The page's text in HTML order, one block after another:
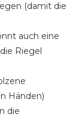
(damit die
auch eine
Riegel
Händen)
die